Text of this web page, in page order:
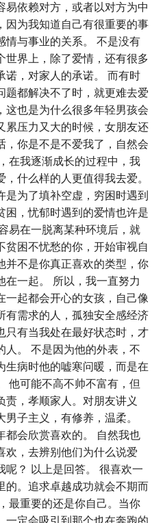
易依赖对方，或者以对方为中
因为我知道自己有很重要的事
情与事业的关系。 不是没有
世界上，除了爱情，还有很多
诺，对家人的承诺。 而有时
题都解决不了时，就更难去爱
这也是为什么很多年轻男孩会
累压力又大的时候，女朋友还
，你是不是不爱我了，自然会
在我逐渐成长的过程中，我
什么样的人更值得我去爱。
是为了填补空虚，穷困时遇到
困，忧郁时遇到的爱情也许是
易在一脱离某种环境后，就
贫困不忧愁的你，开始审视自
并不是你真正喜欢的类型，你
在一起。 所以，我一直努力
一起都会开心的女孩，自己像
有需求的人，孤独安全感经济
只有当我处在最好状态时，才
人。 不是因为他的外表，不
生病时他的嘘寒问暖，而是在
他可能不高不帅不富有，但
责，孝顺家人。对朋友讲义
子主义，有修养，温柔。
都会欣赏喜欢的。 自然我也
欢，去辨别他们为什么说爱
呢？ 以上是回答。 很喜欢一
的。追求卓越成功就会不期而
最重要的还是你自己。当你